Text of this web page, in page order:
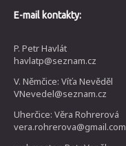
E-mail kontakty:
P. Petr Havlát
havlatp@seznam.cz
V. Němčice: Víťa Nevěděl
VNevedel@seznam.cz
Uherčice: Věra Rohrerová
vera.rohrerova@gmail.com